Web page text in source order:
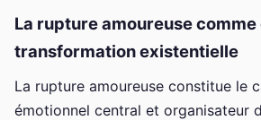
La rupture amoureuse
transformation existentielle
La rupture amoureuse constitue le
émotionnel central et organisateur